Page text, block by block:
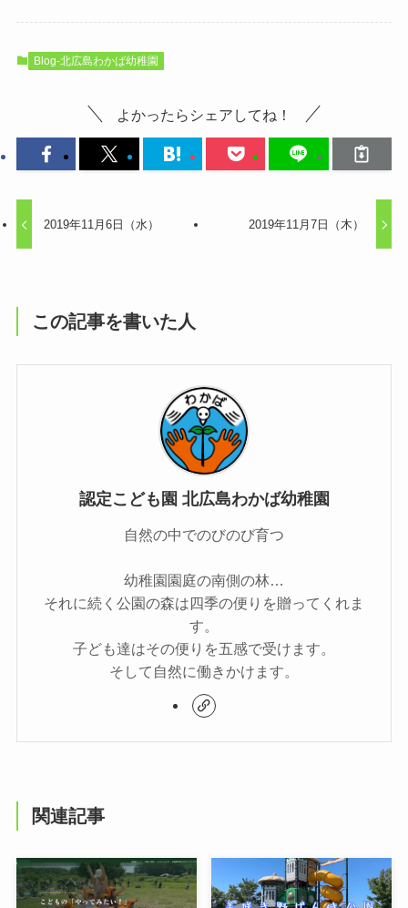
Blog-北広島わかば幼稚園
よかったらシェアしてね！
2019年11月6日（水） 2019年11月7日（木）
この記事を書いた人
認定こども園 北広島わかば幼稚園
自然の中でのびのび育つ
幼稚園園庭の南側の林…
それに続く公園の森は四季の便りを贈ってくれま
す。
子ども達はその便りを五感で受けます。
そして自然に働きかけます。
関連記事